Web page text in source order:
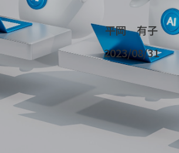
平岡 有子
2023/08/31